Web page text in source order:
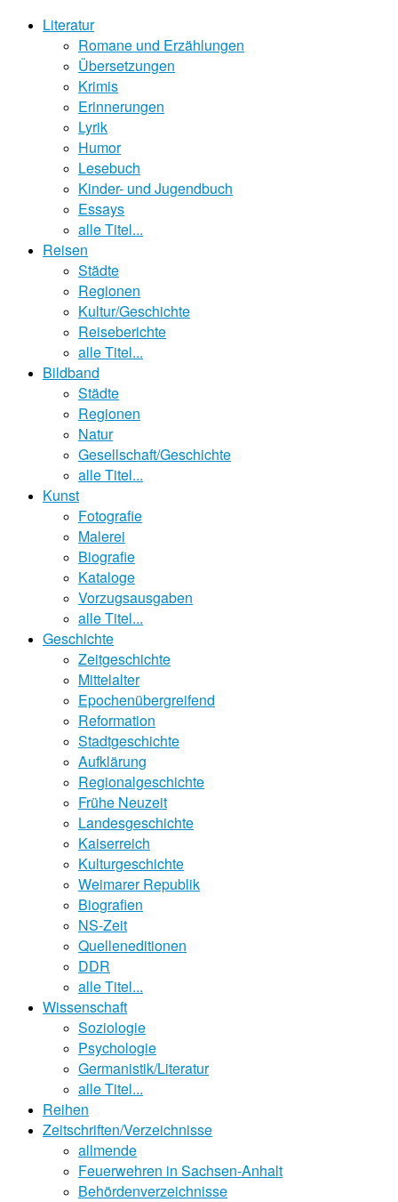
Literatur
Romane und Erzählungen
Übersetzungen
Krimis
Erinnerungen
Lyrik
Humor
Lesebuch
Kinder- und Jugendbuch
Essays
alle Titel...
Reisen
Städte
Regionen
Kultur/Geschichte
Reiseberichte
alle Titel...
Bildband
Städte
Regionen
Natur
Gesellschaft/Geschichte
alle Titel...
Kunst
Fotografie
Malerei
Biografie
Kataloge
Vorzugsausgaben
alle Titel...
Geschichte
Zeitgeschichte
Mittelalter
Epochenübergreifend
Reformation
Stadtgeschichte
Aufklärung
Regionalgeschichte
Frühe Neuzeit
Landesgeschichte
Kaiserreich
Kulturgeschichte
Weimarer Republik
Biografien
NS-Zeit
Quelleneditionen
DDR
alle Titel...
Wissenschaft
Soziologie
Psychologie
Germanistik/Literatur
alle Titel...
Reihen
Zeitschriften/Verzeichnisse
allmende
Feuerwehren in Sachsen-Anhalt
Behördenverzeichnisse